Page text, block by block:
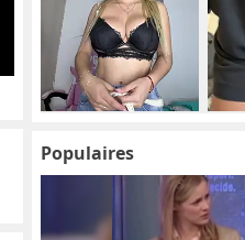
Populaires